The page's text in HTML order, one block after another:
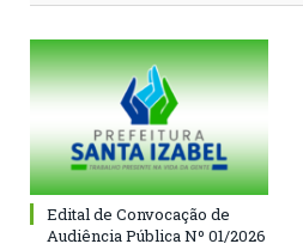
Edital de Convocação de
Audiência Pública Nº 01/2026